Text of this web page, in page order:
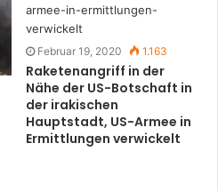
Februar 19, 2020 1.163
Raketenangriff in der
Nähe der US-Botschaft in
der irakischen
Hauptstadt, US-Armee in
Ermittlungen verwickelt